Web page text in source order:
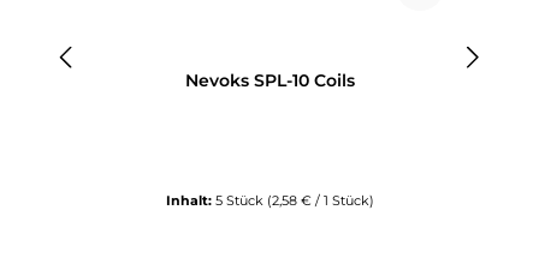
Nevoks SPL-10 Coils
Inhalt: 5 Stück (2,58 € / 1 Stück)